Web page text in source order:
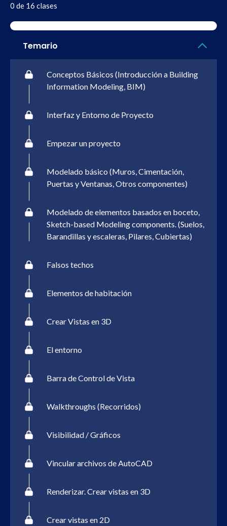
0 de 16 clases
Temario
Conceptos Básicos (Introducción a Building
Information Modeling, BIM)
Interfaz y Entorno de Proyecto
Empezar un proyecto
Modelado básico (Muros, Cimentación,
Puertas y Ventanas, Otros componentes)
Modelado de elementos basados en boceto,
Sketch-based Modeling components. (Suelos,
Barandillas y escaleras, Pilares, Cubiertas)
Falsos techos
Elementos de habitación
Crear Vistas en 3D
El entorno
Barra de Control de Vista
Walkthroughs (Recorridos)
Visibilidad / Gráficos
Vincular archivos de AutoCAD
Renderizar. Crear vistas en 3D
Crear vistas en 2D